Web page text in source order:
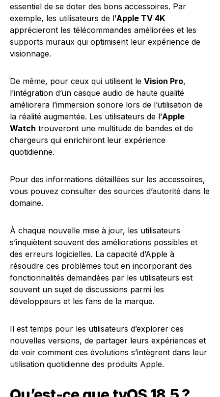
essentiel de se doter des bons accessoires. Par
exemple, les utilisateurs de l’Apple TV 4K
apprécieront les télécommandes améliorées et les
supports muraux qui optimisent leur expérience de
visionnage.
De même, pour ceux qui utilisent le Vision Pro,
l’intégration d’un casque audio de haute qualité
améliorera l’immersion sonore lors de l’utilisation de
la réalité augmentée. Les utilisateurs de l’Apple
Watch trouveront une multitude de bandes et de
chargeurs qui enrichiront leur expérience
quotidienne.
Pour des informations détaillées sur les accessoires,
vous pouvez consulter des sources d’autorité dans le
domaine.
À chaque nouvelle mise à jour, les utilisateurs
s’inquiètent souvent des améliorations possibles et
des erreurs logicielles. La capacité d’Apple à
résoudre ces problèmes tout en incorporant des
fonctionnalités demandées par les utilisateurs est
souvent un sujet de discussions parmi les
développeurs et les fans de la marque.
Il est temps pour les utilisateurs d’explorer ces
nouvelles versions, de partager leurs expériences et
de voir comment ces évolutions s’intègrent dans leur
utilisation quotidienne des produits Apple.